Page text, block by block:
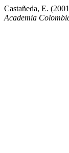
Castañeda, E.
Academia